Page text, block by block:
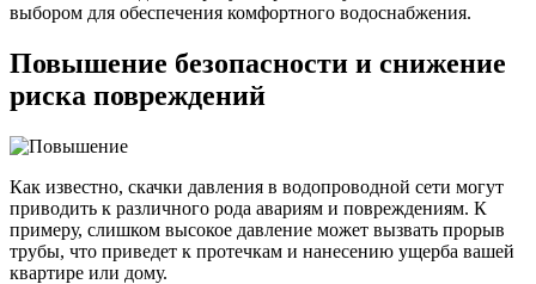
выбором для обеспечения комфортного водоснабжения.
Повышение безопасности и снижение
риска повреждений
Как известно, скачки давления в водопроводной сети могут
приводить к различного рода авариям и повреждениям. К
примеру, слишком высокое давление может вызвать прорыв
трубы, что приведет к протечкам и нанесению ущерба вашей
квартире или дому.